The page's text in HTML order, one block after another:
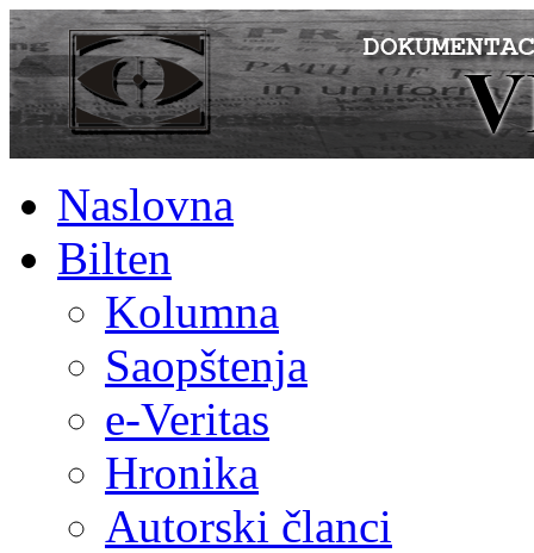
Naslovna
Bilten
Kolumna
Saopštenja
e-Veritas
Hronika
Autorski članci